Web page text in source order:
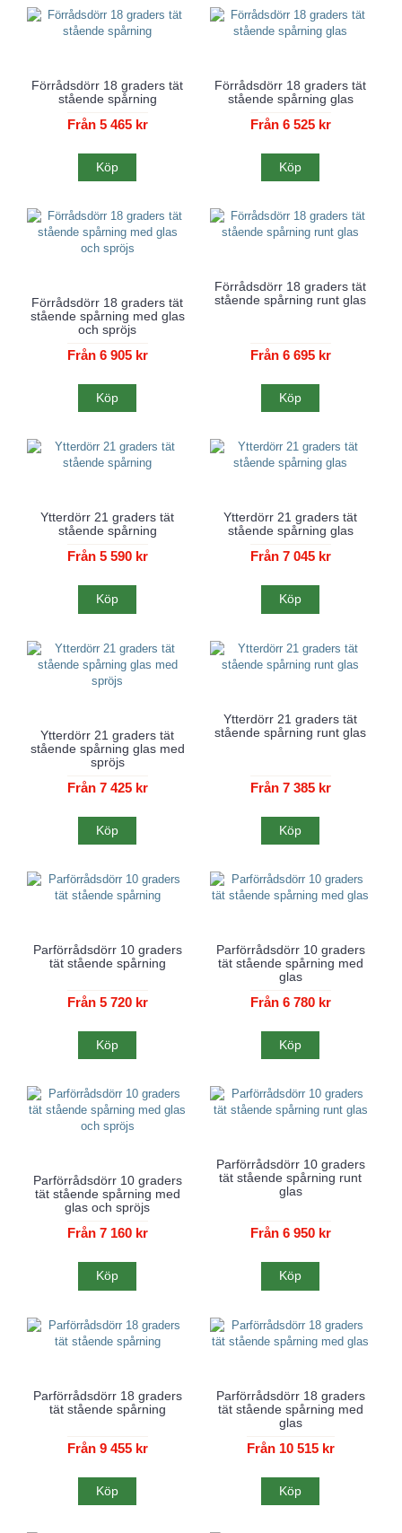
Förrådsdörr 18 graders tät
stående spårning
Från 5 465 kr
Köp
Förrådsdörr 18 graders tät
stående spårning glas
Från 6 525 kr
Köp
Förrådsdörr 18 graders tät
stående spårning med glas
och spröjs
Från 6 905 kr
Köp
Förrådsdörr 18 graders tät
stående spårning runt glas
Från 6 695 kr
Köp
Ytterdörr 21 graders tät
stående spårning
Från 5 590 kr
Köp
Ytterdörr 21 graders tät
stående spårning glas
Från 7 045 kr
Köp
Ytterdörr 21 graders tät
stående spårning glas med
spröjs
Från 7 425 kr
Köp
Ytterdörr 21 graders tät
stående spårning runt glas
Från 7 385 kr
Köp
Parförrådsdörr 10 graders
tät stående spårning
Från 5 720 kr
Köp
Parförrådsdörr 10 graders
tät stående spårning med
glas
Från 6 780 kr
Köp
Parförrådsdörr 10 graders
tät stående spårning med
glas och spröjs
Från 7 160 kr
Köp
Parförrådsdörr 10 graders
tät stående spårning runt
glas
Från 6 950 kr
Köp
Parförrådsdörr 18 graders
tät stående spårning
Från 9 455 kr
Köp
Parförrådsdörr 18 graders
tät stående spårning med
glas
Från 10 515 kr
Köp